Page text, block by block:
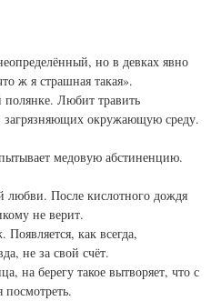
но в девках явно
ж я страшная такая».
Любит травить
загрязняющих окружающую среду.
медовую абстиненцию.
любви. После кислотного дождя
не верит.
как всегда,
не за свой счёт.
на берегу такое вытворяет, что с
посмотреть.